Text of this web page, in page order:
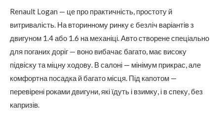
Renault Logan — це про практичність, простоту й
витривалість. На вторинному ринку є безліч варіантів з
двигуном 1.4 або 1.6 на механіці. Авто створене спеціально
для поганих доріг — воно вибачає багато, має високу
підвіску та міцну ходову. В салоні — мінімум прикрас, але
комфортна посадка й багато місця. Під капотом —
перевірені роками двигуни, які їдуть і взимку, і в спеку, без
капризів.